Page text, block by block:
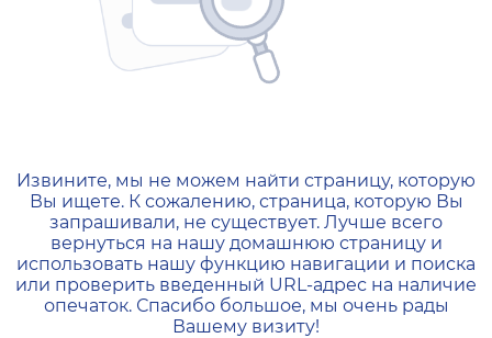
404 — Страница не
Извините, мы не можем найти страницу, которую
Вы ищете. К сожалению, страница, которую Вы
запрашивали, не существует. Лучше всего
вернуться на нашу домашнюю страницу и
использовать нашу функцию навигации и поиска
или проверить введенный URL-адрес на наличие
опечаток. Спасибо большое, мы очень рады
Вашему визиту!